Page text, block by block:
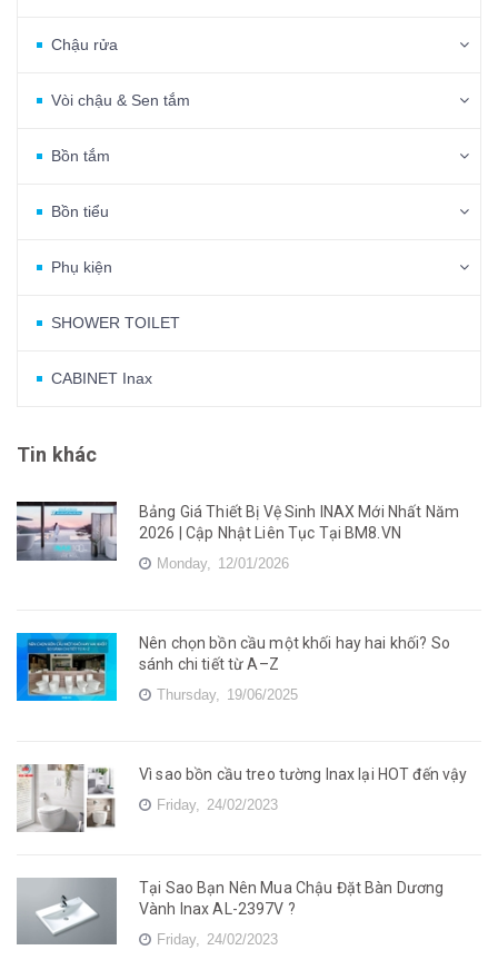
Chậu rửa
Vòi chậu & Sen tắm
Bồn tắm
Bồn tiểu
Phụ kiện
SHOWER TOILET
CABINET Inax
Tin khác
Bảng Giá Thiết Bị Vệ Sinh INAX Mới Nhất Năm
2026 | Cập Nhật Liên Tục Tại BM8.VN
Monday, 12/01/2026
Nên chọn bồn cầu một khối hay hai khối? So
sánh chi tiết từ A–Z
Thursday, 19/06/2025
Vì sao bồn cầu treo tường Inax lại HOT đến vậy
Friday, 24/02/2023
Tại Sao Bạn Nên Mua Chậu Đặt Bàn Dương
Vành Inax AL-2397V ?
Friday, 24/02/2023